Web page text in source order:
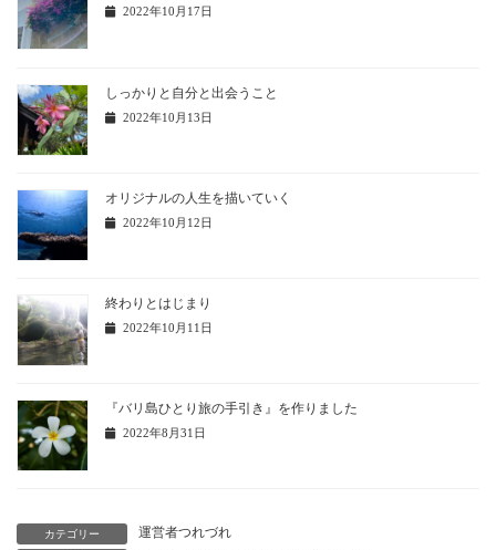
2022年10月17日
しっかりと自分と出会うこと
2022年10月13日
オリジナルの人生を描いていく
2022年10月12日
終わりとはじまり
2022年10月11日
『バリ島ひとり旅の手引き』を作りました
2022年8月31日
カテゴリー 運営者つれづれ